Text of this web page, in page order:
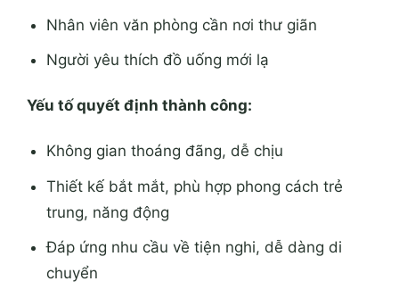
Nhân viên văn phòng cần nơi thư giãn
Người yêu thích đồ uống mới lạ
Yếu tố quyết định thành công:
Không gian thoáng đãng, dễ chịu
Thiết kế bắt mắt, phù hợp phong cách trẻ
trung, năng động
Đáp ứng nhu cầu về tiện nghi, dễ dàng di
chuyển